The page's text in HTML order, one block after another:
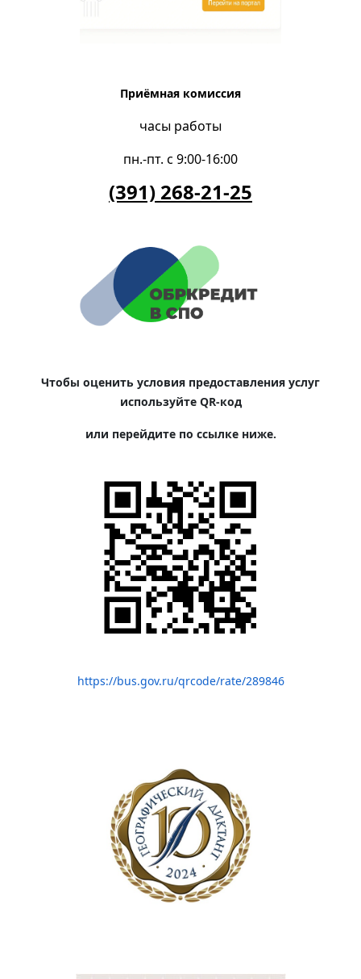
Приёмная комиссия
часы работы
пн.-пт. с 9:00-16:00
(391) 268-21-25
Чтобы оценить условия предоставления услуг
используйте QR-код
или перейдите по ссылке ниже.
https://bus.gov.ru/qrcode/rate/289846